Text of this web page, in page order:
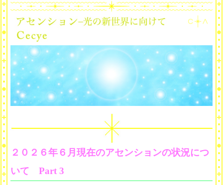
２０２６年６月現在のアセンションの状況につ
いて Part 3